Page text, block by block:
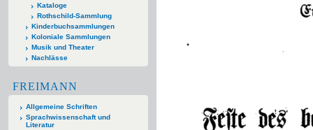
Kataloge
Rothschild-Sammlung
Kinderbuchsammlungen
Koloniale Sammlungen
Musik und Theater
Nachlässe
FREIMANN
Allgemeine Schriften
Sprachwissenschaft und
Literatur